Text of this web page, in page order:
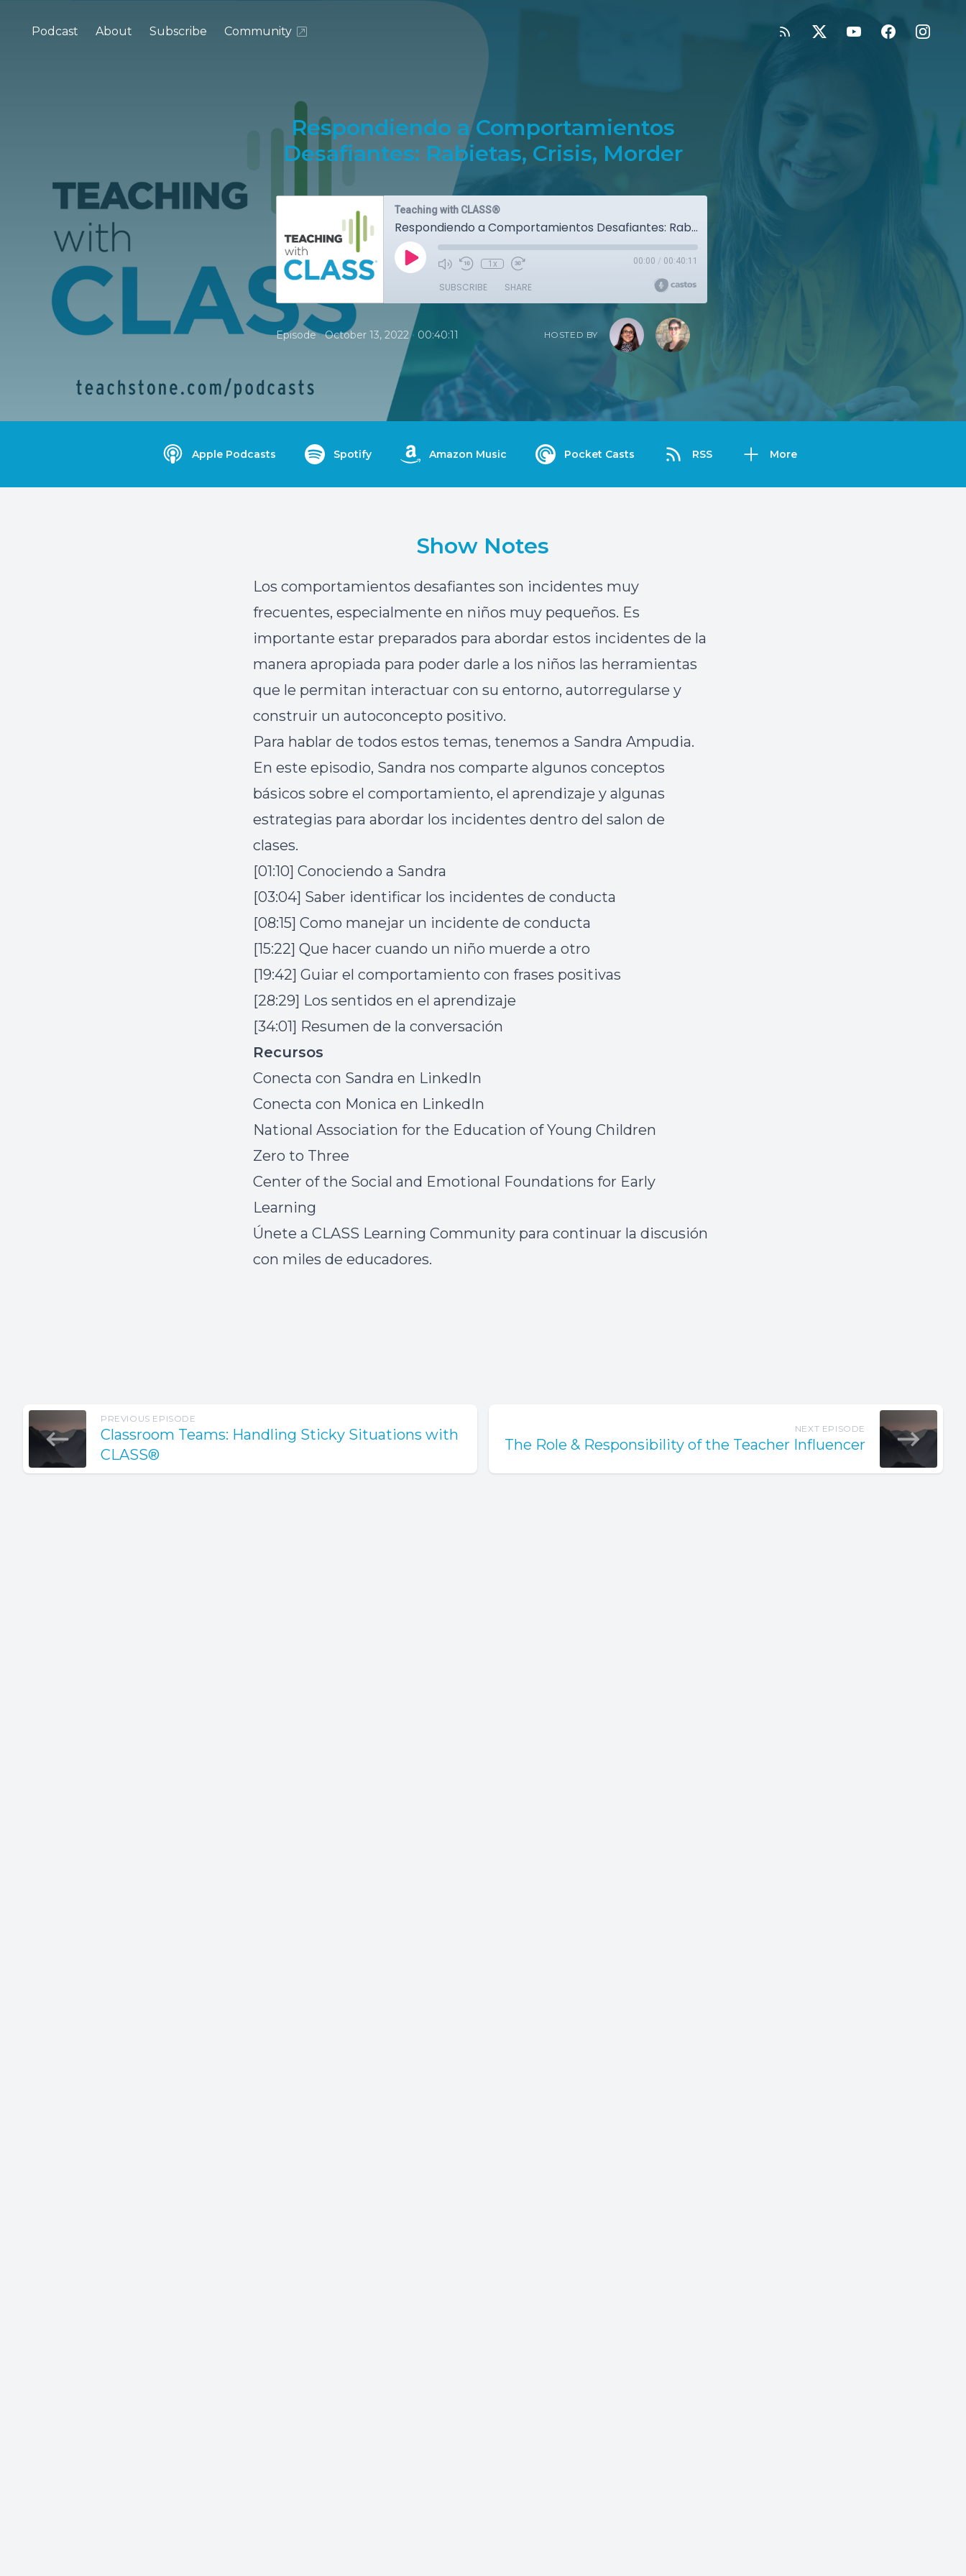
Podcast About Subscribe Community
Respondiendo a Comportamientos
Desafiantes: Rabietas, Crisis, Morder
Teaching with CLASS®
Respondiendo a Comportamientos Desafiantes: Rabietas, Crisis, Morder
1x 00:00 / 00:40:11
SUBSCRIBE SHARE
Episode• October 13, 2022 • 00:40:11 HOSTED BY
Apple Podcasts Spotify Amazon Music Pocket Casts RSS More
Show Notes
Los comportamientos desafiantes son incidentes muy
frecuentes, especialmente en niños muy pequeños. Es
importante estar preparados para abordar estos incidentes de la
manera apropiada para poder darle a los niños las herramientas
que le permitan interactuar con su entorno, autorregularse y
construir un autoconcepto positivo.
Para hablar de todos estos temas, tenemos a Sandra Ampudia.
En este episodio, Sandra nos comparte algunos conceptos
básicos sobre el comportamiento, el aprendizaje y algunas
estrategias para abordar los incidentes dentro del salon de
clases.
[01:10] Conociendo a Sandra
[03:04] Saber identificar los incidentes de conducta
[08:15] Como manejar un incidente de conducta
[15:22] Que hacer cuando un niño muerde a otro
[19:42] Guiar el comportamiento con frases positivas
[28:29] Los sentidos en el aprendizaje
[34:01] Resumen de la conversación
Recursos
Conecta con Sandra en LinkedIn
Conecta con Monica en LinkedIn
National Association for the Education of Young Children
Zero to Three
Center of the Social and Emotional Foundations for Early
Learning
Únete a CLASS Learning Community para continuar la discusión
con miles de educadores.
PREVIOUS EPISODE
Classroom Teams: Handling Sticky Situations with
CLASS®
NEXT EPISODE
The Role & Responsibility of the Teacher Influencer